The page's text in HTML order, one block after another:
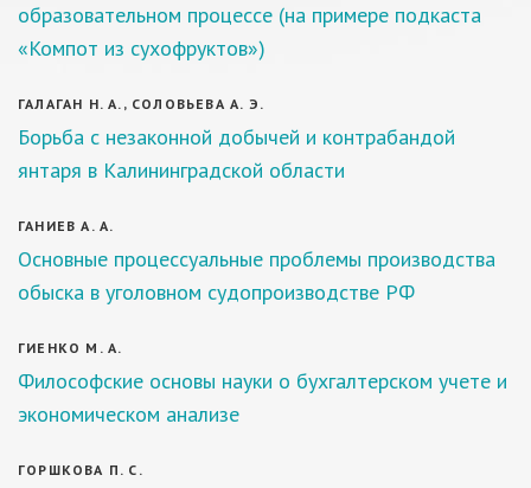
образовательном процессе (на примере подкаста
«Компот из сухофруктов»)
ГАЛАГАН Н. А., СОЛОВЬЕВА А. Э.
Борьба с незаконной добычей и контрабандой
янтаря в Калининградской области
ГАНИЕВ А. А.
Основные процессуальные проблемы производства
обыска в уголовном судопроизводстве РФ
ГИЕНКО М. А.
Философские основы науки о бухгалтерском учете и
экономическом анализе
ГОРШКОВА П. С.